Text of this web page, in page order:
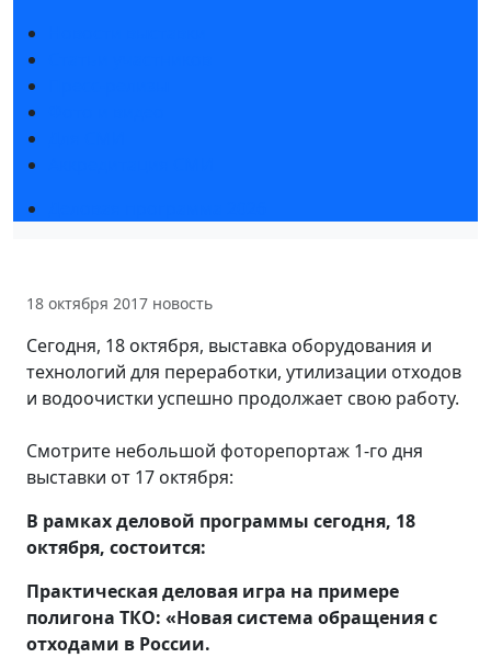
18 октября 2017 новость
Сегодня, 18 октября, выставка оборудования и
технологий для переработки, утилизации отходов
и водоочистки успешно продолжает свою работу.
Смотрите небольшой фоторепортаж 1-го дня
выставки от 17 октября:
В рамках деловой программы сегодня, 18
октября, состоится:
Практическая деловая игра на примере
полигона ТКО: «Новая система обращения с
отходами в России.